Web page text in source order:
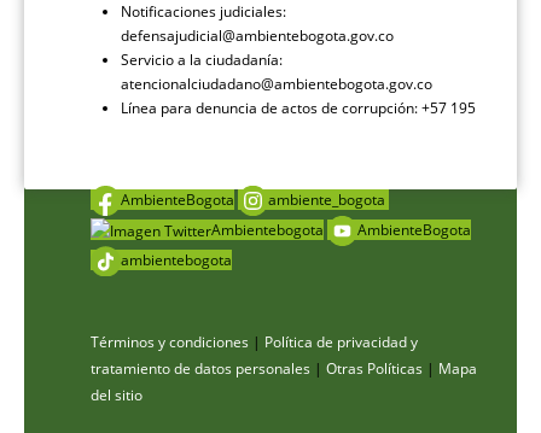
Notificaciones judiciales:
defensajudicial@ambientebogota.gov.co
Servicio a la ciudadanía:
atencionalciudadano@ambientebogota.gov.co
Línea para denuncia de actos de corrupción: +57 195
AmbienteBogota
ambiente_bogota
Ambientebogota
AmbienteBogota
ambientebogota
Términos y condiciones | Política de privacidad y
tratamiento de datos personales | Otras Políticas | Mapa
del sitio